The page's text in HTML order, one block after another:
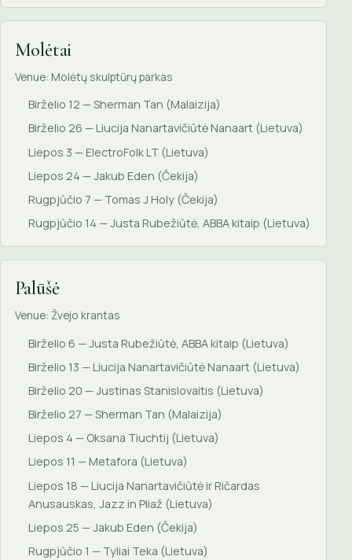
Molėtai
Venue: Molėtų skulptūrų parkas
Birželio 12 — Sherman Tan (Malaizija)
Birželio 26 — Liucija Nanartavičiūtė Nanaart (Lietuva)
Liepos 3 — ElectroFolk LT (Lietuva)
Liepos 24 — Jakub Eden (Čekija)
Rugpjūčio 7 — Tomas J Holy (Čekija)
Rugpjūčio 14 — Justa Rubežiūtė, ABBA kitaip (Lietuva)
Palūšė
Venue: Žvejo krantas
Birželio 6 — Justa Rubežiūtė, ABBA kitaip (Lietuva)
Birželio 13 — Liucija Nanartavičiūtė Nanaart (Lietuva)
Birželio 20 — Justinas Stanislovaitis (Lietuva)
Birželio 27 — Sherman Tan (Malaizija)
Liepos 4 — Oksana Tiuchtij (Lietuva)
Liepos 11 — Metafora (Lietuva)
Liepos 18 — Liucija Nanartavičiūtė ir Ričardas
Anusauskas, Jazz in Pliaž (Lietuva)
Liepos 25 — Jakub Eden (Čekija)
Rugpjūčio 1 — Tyliai Teka (Lietuva)